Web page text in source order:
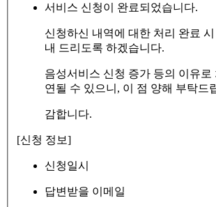
서비스 신청이 완료되었습니다.
신청하신 내역에 대한 처리 완료
내 드리도록 하겠습니다.
음성서비스 신청 증가 등의 이유로
연될 수 있으니, 이 점 양해 부탁드
감합니다.
[신청 정보]
신청일시
답변받을 이메일